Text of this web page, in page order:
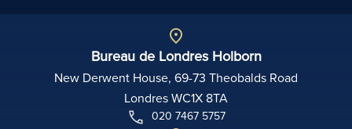
Bureau de Londres Holborn
New Derwent House, 69-73 Theobalds Road
Londres WC1X 8TA
020 7467 5757